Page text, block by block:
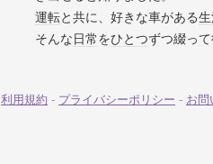
運転と共に、好きな車がある
そんな日常をひとつずつ綴っ
利用規約 - プライバシーポリシー - お問